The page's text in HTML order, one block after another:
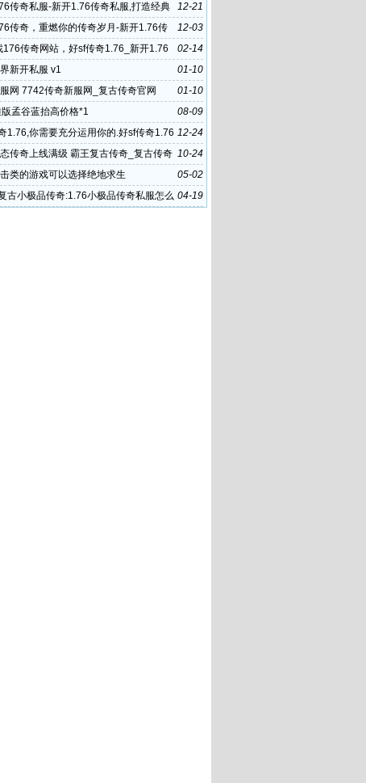
12-21
传奇私服-新开1.76传奇私服,打造经典
12-03
传奇，重燃你的传奇岁月-新开1.76传
重温经典传奇
02-14
176传奇网站，好sf传奇1.76_新开1.76
传奇 复古
01-10
新开私服 v1
01-10
网 7742传奇新服网_复古传奇官网
08-09
孟谷蓝抬高价格*1
12-24
1.76,你需要充分运用你的.好sf传奇1.76
10-24
传奇上线满级 霸王复古传奇_复古传奇
元 3975复古传奇交易
05-02
类的游戏可以选择绝地求生
04-19
古小极品传奇:1.76小极品传奇私服怎么